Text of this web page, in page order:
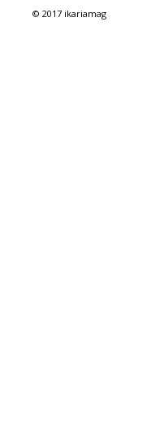
© 2017 ikariamag